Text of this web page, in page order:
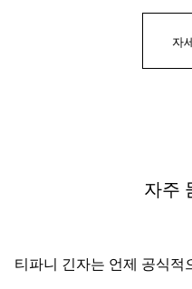
자
자주
티파니 긴자는 언제 공식적